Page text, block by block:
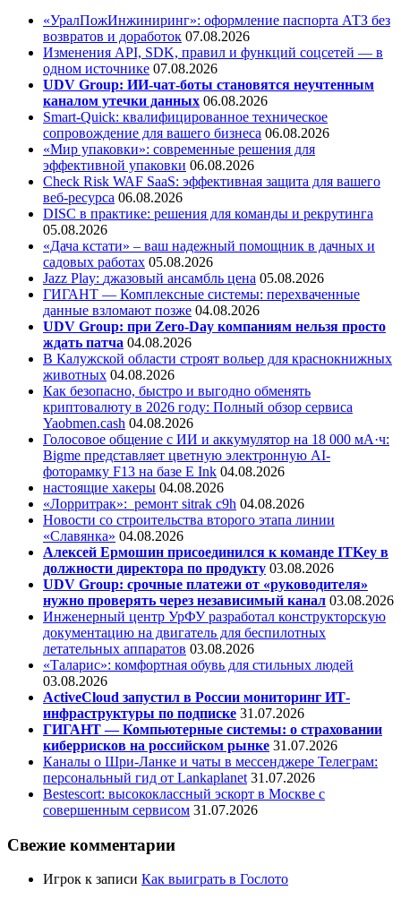
«УралПожИнжиниринг»: оформление паспорта АТЗ без
возвратов и доработок 07.08.2026
Изменения API, SDK, правил и функций соцсетей — в
одном источнике 07.08.2026
UDV Group: ИИ-чат-боты становятся неучтенным
каналом утечки данных 06.08.2026
Smart-Quick: квалифицированное техническое
сопровождение для вашего бизнеса 06.08.2026
«Мир упаковки»: современные решения для
эффективной упаковки 06.08.2026
Check Risk WAF SaaS: эффективная защита для вашего
веб-ресурса 06.08.2026
DISC в практике: решения для команды и рекрутинга
05.08.2026
«Дача кстати» – ваш надежный помощник в дачных и
садовых работах 05.08.2026
Jazz Play: джазовый ансамбль цена 05.08.2026
ГИГАНТ — Комплексные системы: перехваченные
данные взломают позже 04.08.2026
UDV Group: при Zero-Day компаниям нельзя просто
ждать патча 04.08.2026
В Калужской области строят вольер для краснокнижных
животных 04.08.2026
Как безопасно, быстро и выгодно обменять
криптовалюту в 2026 году: Полный обзор сервиса
Yaobmen.cash 04.08.2026
Голосовое общение с ИИ и аккумулятор на 18 000 мА·ч:
Bigme представляет цветную электронную AI-
фоторамку F13 на базе E Ink 04.08.2026
настоящие хакеры 04.08.2026
«Лорритрак»: ремонт sitrak c9h 04.08.2026
Новости со строительства второго этапа линии
«Славянка» 04.08.2026
Алексей Ермошин присоединился к команде ITKey в
должности директора по продукту 03.08.2026
UDV Group: срочные платежи от «руководителя»
нужно проверять через независимый канал 03.08.2026
Инженерный центр УрФУ разработал конструкторскую
документацию на двигатель для беспилотных
летательных аппаратов 03.08.2026
«Таларис»: комфортная обувь для стильных людей
03.08.2026
ActiveCloud запустил в России мониторинг ИТ-
инфраструктуры по подписке 31.07.2026
ГИГАНТ — Компьютерные системы: о страховании
киберрисков на российском рынке 31.07.2026
Каналы о Шри-Ланке и чаты в мессенджере Телеграм:
персональный гид от Lankaplanet 31.07.2026
Bestescort: высококлассный эскорт в Москве с
совершенным сервисом 31.07.2026
Свежие комментарии
Игрок к записи Как выиграть в Гослото